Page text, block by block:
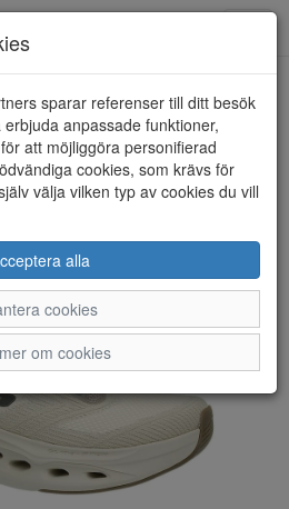
sparar referenser till ditt besök
anpassade funktioner,
att möjliggöra personifierad
cookies, som krävs för
välja vilken typ av cookies du vill
alla
cookies
om cookies